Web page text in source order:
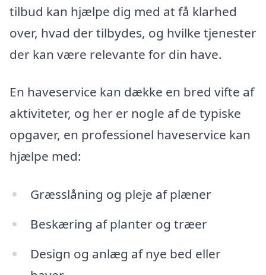
tilbud kan hjælpe dig med at få klarhed
over, hvad der tilbydes, og hvilke tjenester
der kan være relevante for din have.
En haveservice kan dække en bred vifte af
aktiviteter, og her er nogle af de typiske
opgaver, en professionel haveservice kan
hjælpe med:
Græsslåning og pleje af plæner
Beskæring af planter og træer
Design og anlæg af nye bed eller